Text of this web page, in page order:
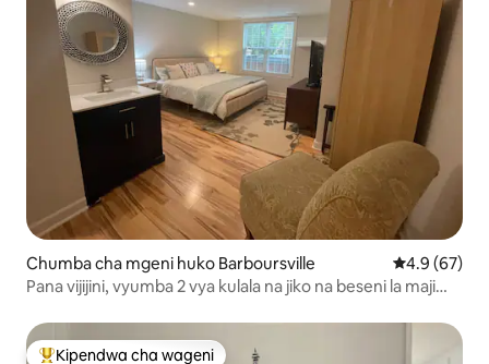
Chumba cha mgeni huko Barboursville Ukadiriaji
4.9 (67)
Pana vijijini, vyumba 2 vya kulala na jiko na beseni la maji
Kipendwa cha wageni